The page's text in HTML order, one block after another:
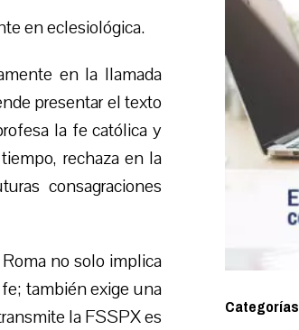
en eclesiológica.
en la llamada
presentar el texto
la fe católica y
rechaza en la
consagraciones
no solo implica
también exige una
la FSSPX es
Categorías